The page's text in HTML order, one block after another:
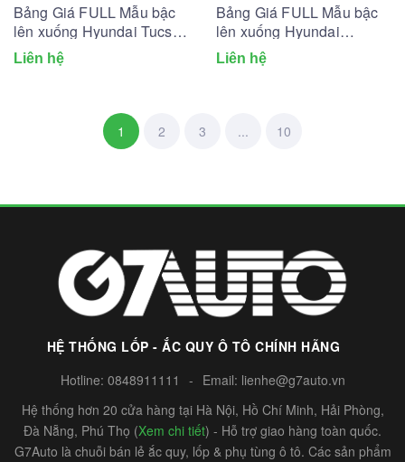
Bảng Giá FULL Mẫu bậc
lên xuống Hyundai Tucson
(Tổng hợp 2026)
Liên hệ
Bảng Giá FULL Mẫu bậc
lên xuống Hyundai
SantaFe (Tổng hợp 2026)
Liên hệ
1 2 3 ... 10
HỆ THỐNG LỐP - ẮC QUY Ô TÔ CHÍNH HÃNG
Hotline: 0848911111 - Email: lienhe@g7auto.vn
Hệ thống hơn 20 cửa hàng tại Hà Nội, Hồ Chí Minh, Hải Phòng,
Đà Nẵng, Phú Thọ (Xem chi tiết) - Hỗ trợ giao hàng toàn quốc.
G7Auto là chuỗi bán lẻ ắc quy, lốp & phụ tùng ô tô. Các sản phẩm